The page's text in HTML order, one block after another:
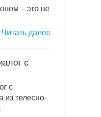
– это не
Читать далее
с
с
из телесно-